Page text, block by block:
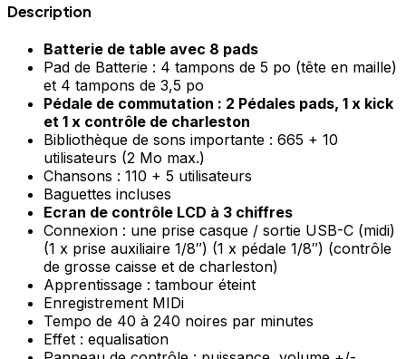
Description
Batterie de table avec 8 pads
Pad de Batterie : 4 tampons de 5 po (tête en maille)
et 4 tampons de 3,5 po
Pédale de commutation : 2 Pédales pads, 1 x kick
et 1 x contrôle de charleston
Bibliothèque de sons importante : 665 + 10
utilisateurs (2 Mo max.)
Chansons : 110 + 5 utilisateurs
Baguettes incluses
Ecran de contrôle LCD à 3 chiffres
Connexion : une prise casque / sortie USB-C (midi)
(1 x prise auxiliaire 1/8″) (1 x pédale 1/8″) (contrôle
de grosse caisse et de charleston)
Apprentissage : tambour éteint
Enregistrement MIDi
Tempo de 40 à 240 noires par minutes
Effet : equalisation